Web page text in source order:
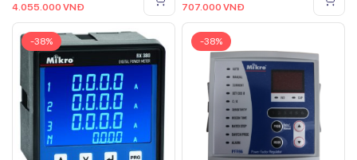
4.055.000 VNĐ
707.000 VNĐ
-38% -38%